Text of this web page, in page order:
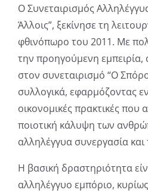
Ο Συνεταιρισμός
Άλλοις”, ξεκίνησε τη
φθινόπωρο του 2011. Με
την προηγούμενη
στον συνεταιρισμό “Ο
συλλογικά, εφαρμόζοντας
οικονομικές πρακτικές
ποιοτική κάλυψη των
αλληλέγγυα συνεργασία και
Η βασική δραστηριότητα
αλληλέγγυο εμπόριο,